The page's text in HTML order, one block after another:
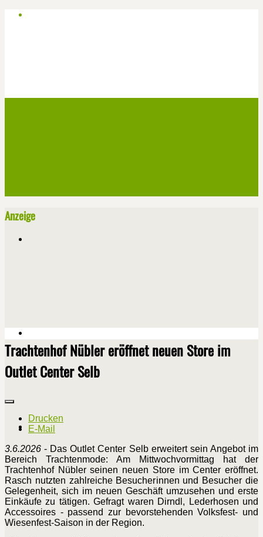
Anzeige
Trachtenhof Nübler eröffnet neuen Store im
Outlet Center Selb
Drucken
E-Mail
3.6.2026 - Das Outlet Center Selb erweitert sein Angebot im
Bereich Trachtenmode: Am Mittwochvormittag hat der
Trachtenhof Nübler seinen neuen Store im Center eröffnet.
Rasch nutzten zahlreiche Besucherinnen und Besucher die
Gelegenheit, sich im neuen Geschäft umzusehen und erste
Einkäufe zu tätigen. Gefragt waren Dirndl, Lederhosen und
Accessoires - passend zur bevorstehenden Volksfest- und
Wiesenfest-Saison in der Region.